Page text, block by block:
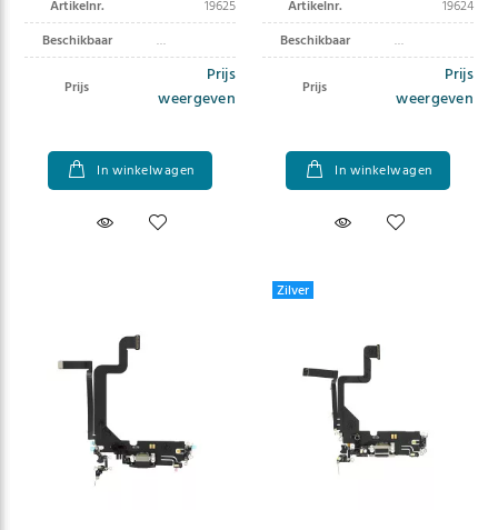
Artikelnr.
19625
Beschikbaar
Prijs
Prijs
weergeven
In winkelwagen
Artikelnr.
19624
Beschikbaar
Prijs
Prijs
weergeven
In winkelwagen
Zilver